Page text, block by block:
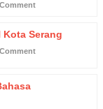
Kota Serang